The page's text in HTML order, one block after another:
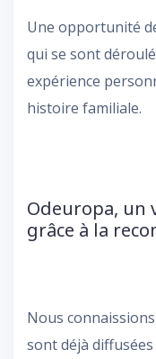
Une opportunité
qui se sont
expérience
histoire familiale.
Odeuropa, un
grâce à la
Nous
sont déjà